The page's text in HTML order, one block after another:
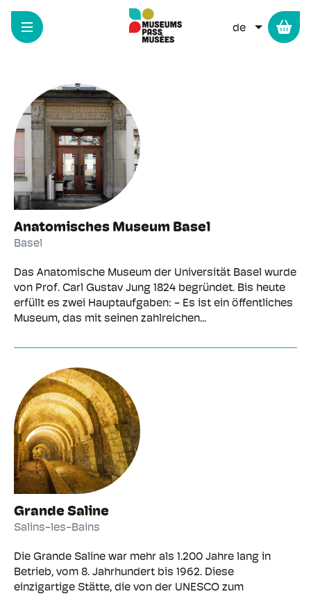
Direkt
Inhalt
WEITERE
Natur und Mensch
Anatomisches Museum Basel
Basel
Das Anatomische Museum der Universität Basel wurde
von Prof. Carl Gustav Jung 1824 begründet. Bis heute
erfüllt es zwei Hauptaufgaben: - Es ist ein öffentliches
Museum, das mit seinen zahlreichen...
Grande Saline
Salins-les-Bains
Die Grande Saline war mehr als 1.200 Jahre lang in
Betrieb, vom 8. Jahrhundert bis 1962. Diese
einzigartige Stätte, die von der UNESCO zum